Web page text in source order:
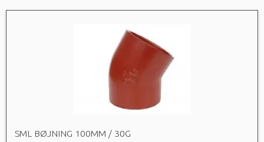
SML BØJNING 100MM / 30G